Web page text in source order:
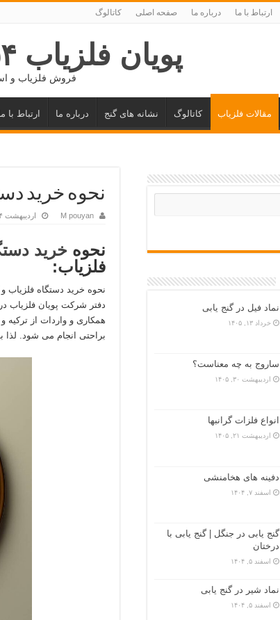
ارتباط با ما درباره ما صفحه اصلی کاتالوگ
پویان فلزیاب ۰۹۳۵۶۸۰۵۴۵۴
فروش فلزیاب و
مقالات فلزیاب کاتالوگ نشانه های گنج درباره ما ارتباط با
نحوه خرید
M pouyan اردیبهشت ۱۴, ۱۴۰۴
نحوه خرید
فلزیاب:
نحوه خرید دستگاه فلزیاب
دفتر شرکت پویان فلزیاب
همکاری و واردات از ترکیه
براحتی انجام می شود. لذا برای خرید
نماد فیل در گنج یابی
خرداد ۱۳, ۱۴۰۵
ساروج به چه معناست؟
اردیبهشت ۳۰, ۱۴۰۵
انواع فلزات گرانبها
اردیبهشت ۲۱, ۱۴۰۵
دفینه های هخامنشی
اسفند ۷, ۱۴۰۴
گنج یابی در جنگل | گنج یابی با
درختان
اسفند ۵, ۱۴۰۴
نماد شیر در گنج یابی
اسفند ۵, ۱۴۰۴